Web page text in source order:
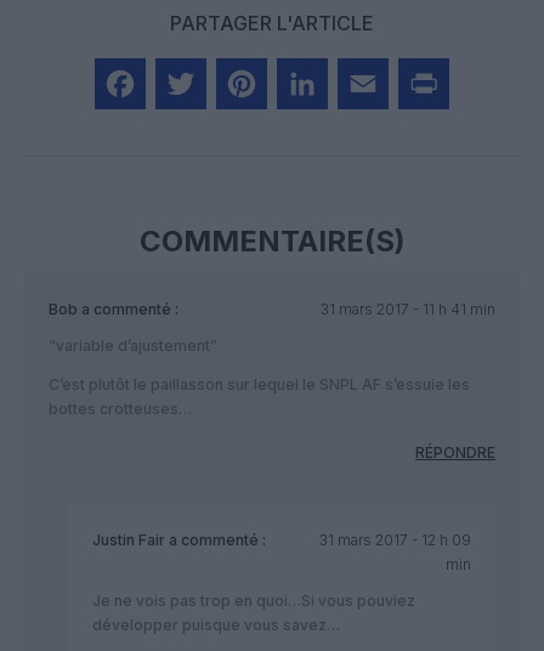
PARTAGER L'ARTICLE
COMMENTAIRE(S)
Bob a commenté :
31 mars 2017 - 11 h 41 min
“variable d’ajustement”
C’est plutôt le paillasson sur lequel le SNPL AF s’essuie les
bottes crotteuses…
RÉPONDRE
Justin Fair a commenté :
31 mars 2017 - 12 h 09
min
Je ne vois pas trop en quoi…Si vous pouviez
développer puisque vous savez…